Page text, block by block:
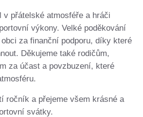
v přátelské atmosféře a hráči
výkony. Velké poděkování
za finanční podporu, díky které
Děkujeme také rodičům,
za účast a povzbuzení, které
ročník a přejeme všem krásné a
svátky.